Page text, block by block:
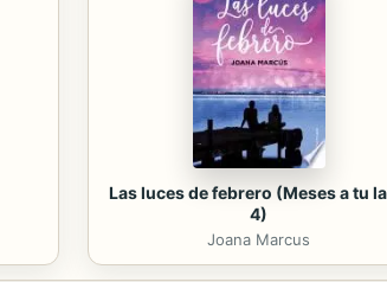
Las luces de febrero (Meses a tu
4)
Joana Marcus